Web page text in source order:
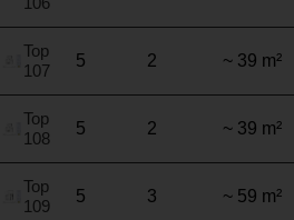
Top
107
5 2 ~ 39 m²
Top
108
5 2 ~ 39 m²
Top
109
5 3 ~ 59 m²